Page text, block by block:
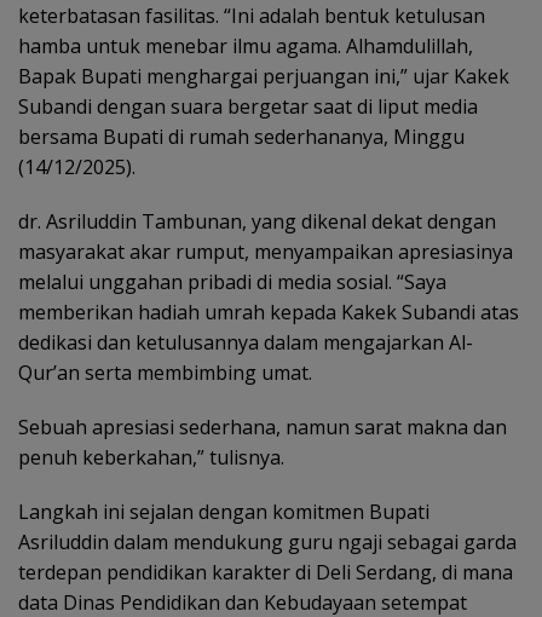
keterbatasan fasilitas. “Ini adalah bentuk ketulusan
hamba untuk menebar ilmu agama. Alhamdulillah,
Bapak Bupati menghargai perjuangan ini,” ujar Kakek
Subandi dengan suara bergetar saat di liput media
bersama Bupati di rumah sederhananya, Minggu
(14/12/2025).
dr. Asriluddin Tambunan, yang dikenal dekat dengan
masyarakat akar rumput, menyampaikan apresiasinya
melalui unggahan pribadi di media sosial. “Saya
memberikan hadiah umrah kepada Kakek Subandi atas
dedikasi dan ketulusannya dalam mengajarkan Al-
Qur’an serta membimbing umat.
Sebuah apresiasi sederhana, namun sarat makna dan
penuh keberkahan,” tulisnya.
Langkah ini sejalan dengan komitmen Bupati
Asriluddin dalam mendukung guru ngaji sebagai garda
terdepan pendidikan karakter di Deli Serdang, di mana
data Dinas Pendidikan dan Kebudayaan setempat